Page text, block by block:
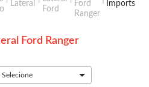
Lateral
Ford
Ford
Ranger
Imports
Ford Ranger
Selecione